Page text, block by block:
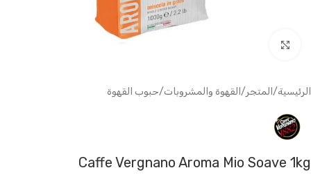
الرئيسية/ المتجر/ القهوة والمشروبات/حبوب القهوة
Caffe Vergnano Aroma Mio Soave 1kg